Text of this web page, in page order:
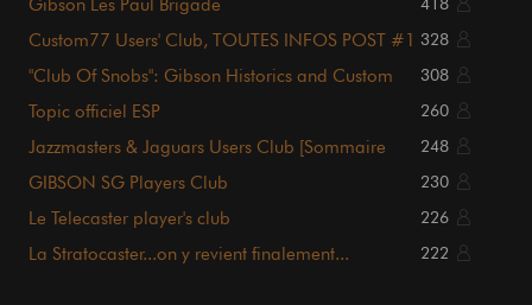
Gibson Les Paul Brigade
Custom77 Users' Club, TOUTES INFOS POST #1 328
"Club Of Snobs": Gibson Historics and Custom
308
Topic officiel ESP 260
Jazzmasters & Jaguars Users Club [Sommaire
248
GIBSON SG Players Club 230
Le Telecaster player's club 226
La Stratocaster...on y revient finalement... 222